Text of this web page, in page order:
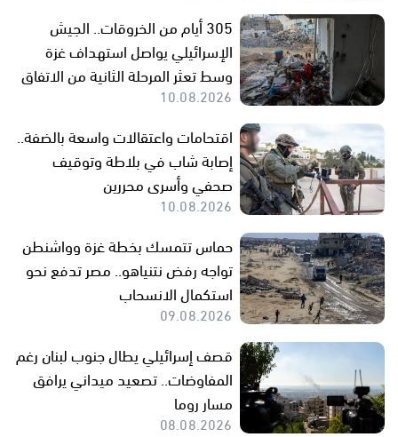
305 أيام من الخروقات.. الجيش
الإسرائيلي يواصل استهداف غزة
وسط تعثر المرحلة الثانية من الاتفاق
10.08.2026
اقتحامات واعتقالات واسعة بالضفة..
إصابة شاب في بلاطة وتوقيف
صحفي وأسرى محررين
10.08.2026
حماس تتمسك بخطة غزة وواشنطن
تواجه رفض نتنياهو.. مصر تدفع نحو
استكمال الانسحاب
09.08.2026
قصف إسرائيلي يطال جنوب لبنان رغم
المفاوضات.. تصعيد ميداني يرافق
مسار روما
08.08.2026